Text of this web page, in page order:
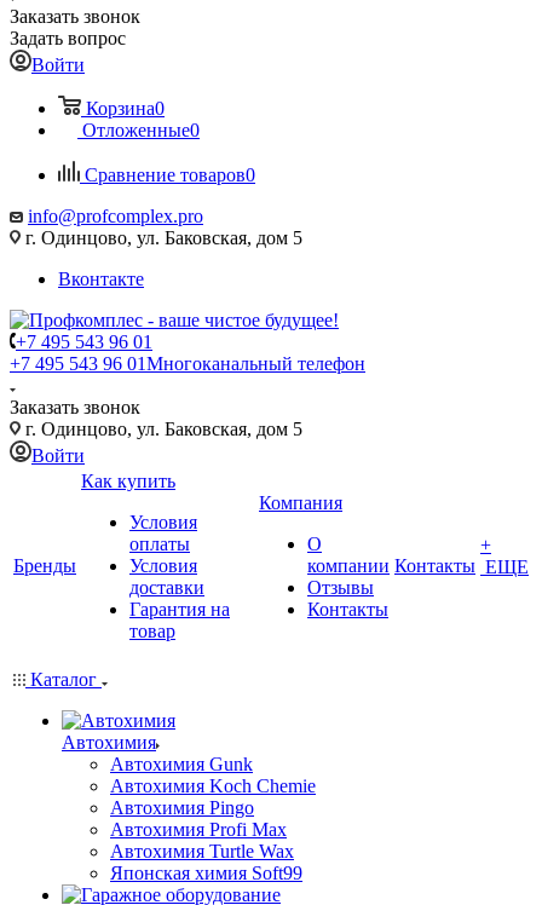
Заказать звонок
Задать вопрос
Войти
Корзина0
Отложенные0
Сравнение товаров0
info@profcomplex.pro
г. Одинцово, ул. Баковская, дом 5
Вконтакте
+7 495 543 96 01
+7 495 543 96 01Многоканальный телефон
Заказать звонок
г. Одинцово, ул. Баковская, дом 5
Войти
Бренды
Как купить
Условия
оплаты
Условия
доставки
Гарантия на
товар
Компания
О
компании
Отзывы
Контакты
Контакты
+
ЕЩЕ
Каталог
Автохимия
Автохимия Gunk
Автохимия Koch Chemie
Автохимия Pingo
Автохимия Profi Max
Автохимия Turtle Wax
Японская химия Soft99